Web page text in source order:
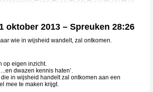
oktober 2013 – Spreuken 28:26
wie in wijsheid wandelt, zal ontkomen.
op eigen inzicht.
dwazen kennis haten’.
in wijsheid handelt zal ontkomen aan een
mee te maken krijgt.